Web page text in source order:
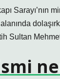
Sarayı’nın
Sultan